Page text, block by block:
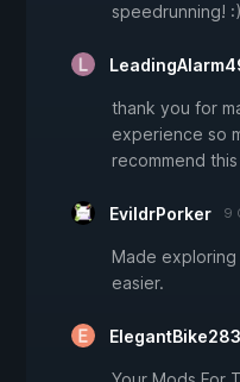
speedrunning! :)
thank you for
experience so
recommend
EvildrPorker 9
Made
easier.
ElegantBike283